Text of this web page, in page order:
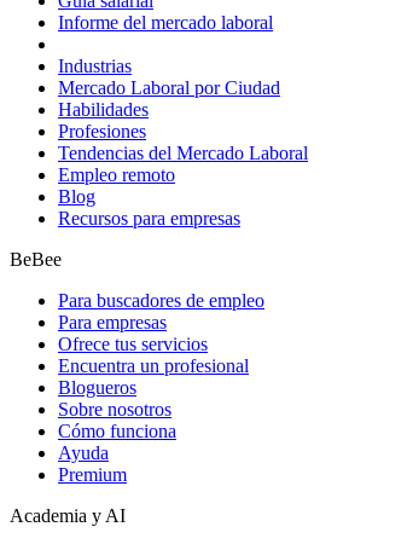
Informe del mercado laboral
Industrias
Mercado Laboral por Ciudad
Habilidades
Profesiones
Tendencias del Mercado Laboral
Empleo remoto
Blog
Recursos para empresas
BeBee
Para buscadores de empleo
Para empresas
Ofrece tus servicios
Encuentra un profesional
Blogueros
Sobre nosotros
Cómo funciona
Ayuda
Premium
Academia y AI